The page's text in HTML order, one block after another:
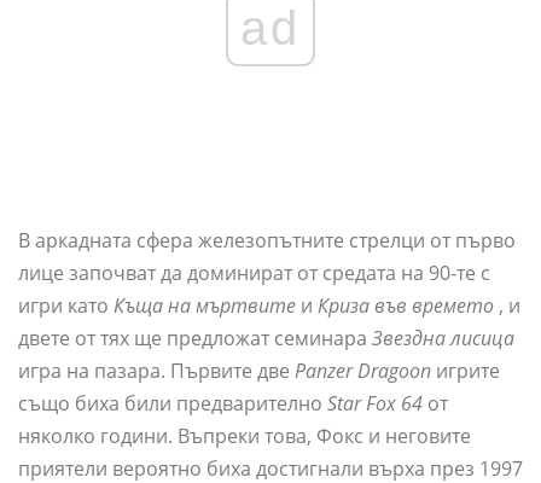
ad
В аркадната сфера железопътните стрелци от първо
лице започват да доминират от средата на 90-те с
игри като Къща на мъртвите и Криза във времето , и
двете от тях ще предложат семинара Звездна лисица
игра на пазара. Първите две Panzer Dragoon игрите
също биха били предварително Star Fox 64 от
няколко години. Въпреки това, Фокс и неговите
приятели вероятно биха достигнали върха през 1997